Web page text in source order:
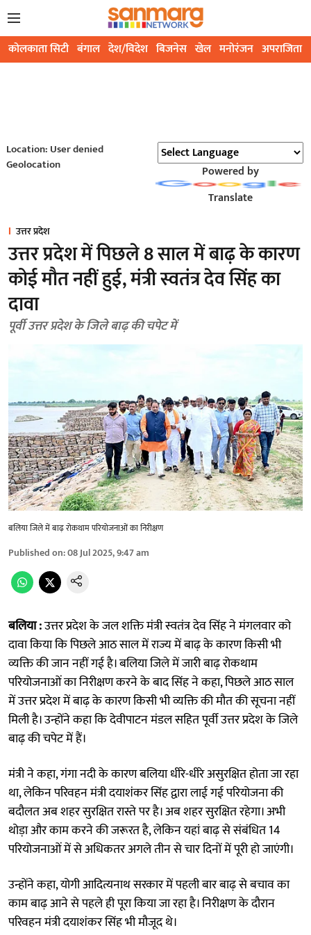
कोलकाता सिटी बंगाल देश/विदेश बिजनेस खेल मनोरंजन अपराजिता
Location: User denied
Geolocation
Powered by
Translate
उत्तर प्रदेश
उत्तर प्रदेश में पिछले 8 साल में बाढ़ के कारण
कोई मौत नहीं हुई, मंत्री स्वतंत्र देव सिंह का
दावा
पूर्वी उत्तर प्रदेश के जिले बाढ़ की चपेट में
बलिया जिले में बाढ़ रोकथाम परियोजनाओं का निरीक्षण
Published on:08 Jul 2025, 9:47 am
बलिया :उत्तर प्रदेश के जल शक्ति मंत्री स्वतंत्र देव सिंह ने मंगलवार को
दावा किया कि पिछले आठ साल में राज्य में बाढ़ के कारण किसी भी
व्यक्ति की जान नहीं गई है। बलिया जिले में जारी बाढ़ रोकथाम
परियोजनाओं का निरीक्षण करने के बाद सिंह ने कहा, पिछले आठ साल
में उत्तर प्रदेश में बाढ़ के कारण किसी भी व्यक्ति की मौत की सूचना नहीं
मिली है। उन्होंने कहा कि देवीपाटन मंडल सहित पूर्वी उत्तर प्रदेश के जिले
बाढ़ की चपेट में हैं।
मंत्री ने कहा, गंगा नदी के कारण बलिया धीरे-धीरे असुरक्षित होता जा रहा
था, लेकिन परिवहन मंत्री दयाशंकर सिंह द्वारा लाई गई परियोजना की
बदौलत अब शहर सुरक्षित रास्ते पर है। अब शहर सुरक्षित रहेगा। अभी
थोड़ा और काम करने की जरूरत है, लेकिन यहां बाढ़ से संबंधित 14
परियोजनाओं में से अधिकतर अगले तीन से चार दिनों में पूरी हो जाएंगी।
उन्होंने कहा, योगी आदित्यनाथ सरकार में पहली बार बाढ़ से बचाव का
काम बाढ़ आने से पहले ही पूरा किया जा रहा है। निरीक्षण के दौरान
परिवहन मंत्री दयाशंकर सिंह भी मौजूद थे।